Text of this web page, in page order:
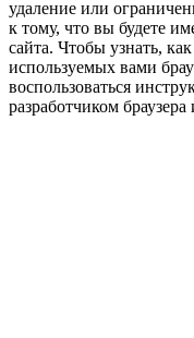
удаление или
к тому, что вы будете
сайта. Чтобы узнать,
используемых вами
воспользоваться
разработчиком